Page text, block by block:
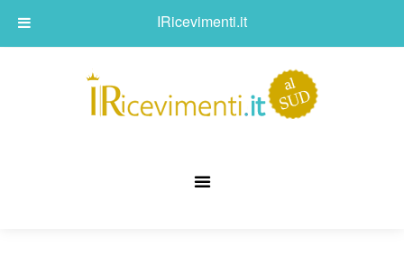
IRicevimenti.it